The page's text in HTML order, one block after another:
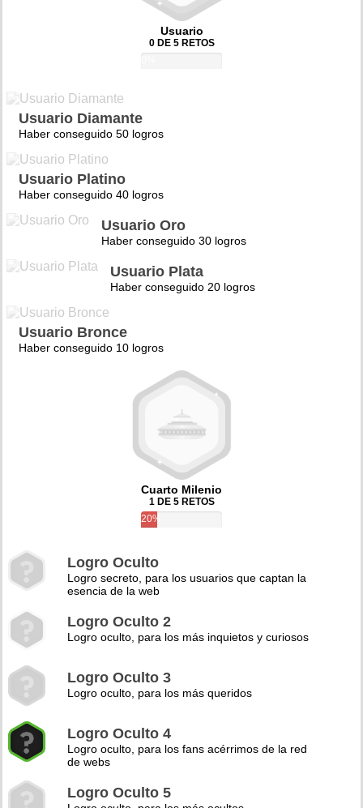
Usuario
0 DE 5 RETOS
Usuario Diamante
Haber conseguido 50 logros
Usuario Platino
Haber conseguido 40 logros
Usuario Oro
Haber conseguido 30 logros
Usuario Plata
Haber conseguido 20 logros
Usuario Bronce
Haber conseguido 10 logros
Cuarto Milenio
1 DE 5 RETOS
20%
Logro Oculto
Logro secreto, para los usuarios que captan la
esencia de la web
Logro Oculto 2
Logro oculto, para los más inquietos y curiosos
Logro Oculto 3
Logro oculto, para los más queridos
Logro Oculto 4
Logro oculto, para los fans acérrimos de la red
de webs
Logro Oculto 5